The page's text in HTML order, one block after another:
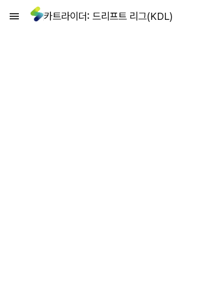
카트라이더: 드리프트 리그(KDL)